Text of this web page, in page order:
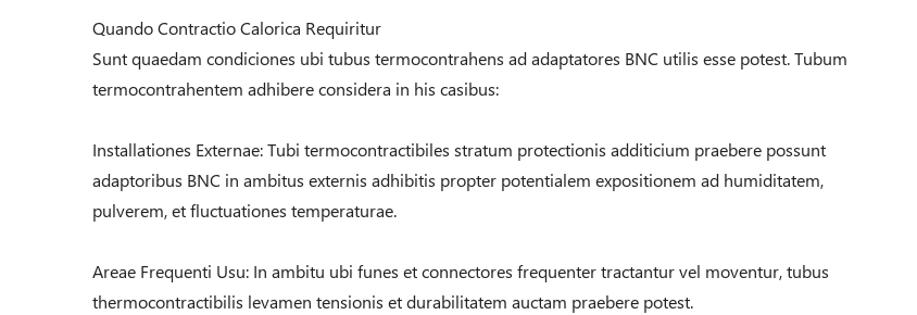
Quando Contractio Calorica Requiritur
Sunt quaedam condiciones ubi tubus termocontrahens ad adaptatores BNC utilis esse potest. Tubum
termocontrahentem adhibere considera in his casibus:
Installationes Externae: Tubi termocontractibiles stratum protectionis additicium praebere possunt
adaptoribus BNC in ambitus externis adhibitis propter potentialem expositionem ad humiditatem,
pulverem, et fluctuationes temperaturae.
Areae Frequenti Usu: In ambitu ubi funes et connectores frequenter tractantur vel moventur, tubus
thermocontractibilis levamen tensionis et durabilitatem auctam praebere potest.